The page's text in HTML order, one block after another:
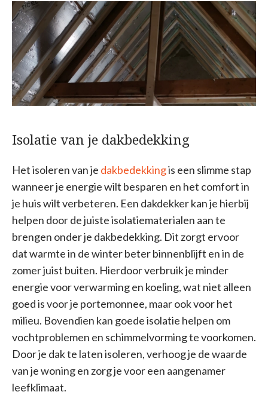
Isolatie van je dakbedekking
Het isoleren van je dakbedekkingis een slimme stap
wanneer je energie wilt besparen en het comfort in
je huis wilt verbeteren. Een dakdekker kan je hierbij
helpen door de juiste isolatiematerialen aan te
brengen onder je dakbedekking. Dit zorgt ervoor
dat warmte in de winter beter binnenblijft en in de
zomer juist buiten. Hierdoor verbruik je minder
energie voor verwarming en koeling, wat niet alleen
goed is voor je portemonnee, maar ook voor het
milieu. Bovendien kan goede isolatie helpen om
vochtproblemen en schimmelvorming te voorkomen.
Door je dak te laten isoleren, verhoog je de waarde
van je woning en zorg je voor een aangenamer
leefklimaat.